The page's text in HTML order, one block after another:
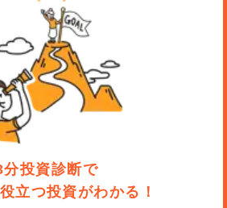
分投資診断で
立つ投資がわかる！